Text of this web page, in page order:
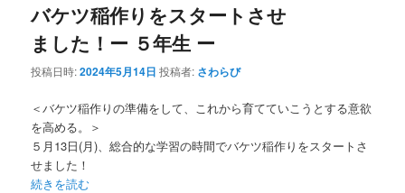
バケツ稲作りをスタートさせ
ました！ー ５年生 ー
投稿日時:2024年5月14日 投稿者: さわらび
＜バケツ稲作りの準備をして、これから育てていこうとする意欲
を高める。＞
５月13日(月)、総合的な学習の時間でバケツ稲作りをスタートさ
せました！
続きを読む